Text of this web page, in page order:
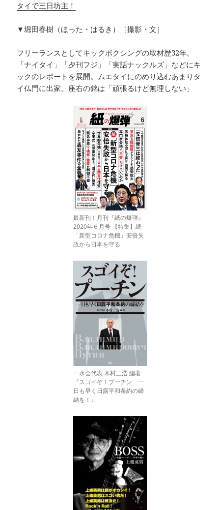
タイで三日坊主！
▼堀田春樹（ほった・はるき）［撮影・文］
フリーランスとしてキックボクシングの取材歴32年。
「ナイタイ」「夕刊フジ」「実話ナックルズ」などにキ
ックのレポートを展開。ムエタイにのめり込むあまりタ
イ仏門に出家。座右の銘は「頑張るけど無理しない」
最新刊！月刊『紙の爆弾』
2020年６月号 【特集】続
「新型コロナ危機」安倍失
政から日本を守る
一水会代表 木村三浩 編著
『スゴイぞ！プーチン 一
日も早く日露平和条約の締
結を！』